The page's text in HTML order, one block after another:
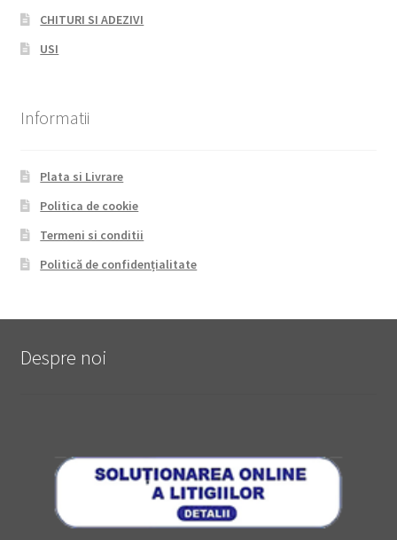
CHITURI SI ADEZIVI
USI
Informatii
Plata si Livrare
Politica de cookie
Termeni si conditii
Politică de confidențialitate
Despre noi